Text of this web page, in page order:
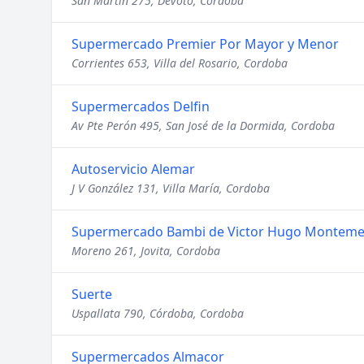
Supermercado Premier Por Mayor y Menor
Corrientes 653, Villa del Rosario, Cordoba
Supermercados Delfin
Av Pte Perón 495, San José de la Dormida, Cordoba
Autoservicio Alemar
J V González 131, Villa María, Cordoba
Supermercado Bambi de Victor Hugo
Moreno 261, Jovita, Cordoba
Suerte
Uspallata 790, Córdoba, Cordoba
Supermercados Almacor